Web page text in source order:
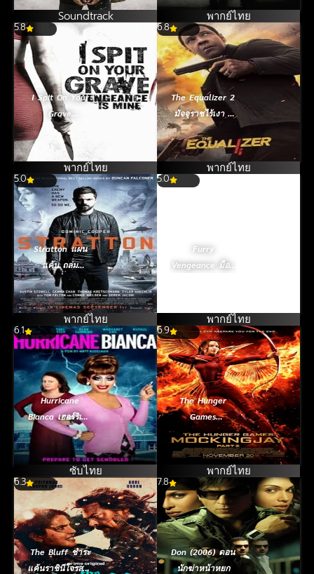
Soundtrack พากย์ไทย
5.8
I Spit On Your
Grave
Vengeance Is
Mine เดนนรกต้อง
ตาย 3 (2015)พากย์ไทย
6.8
The Equalizer 2
มัจจุราชไร้เงา 2
(2018)
พากย์ไทย
5.0
Stratton แผน
แค้น ถล่ม
ลอนดอน (2017)
พากย์ไทย
5.0
Furry
Vengeance ม็อบ
พากย์ไทย
6.1
Hurricane
Bianca เฮอร์ริเคน
เบียงกา (ซับไทย)
(2016)
ซับไทย
6.9
The Hunger
Games
Mockingjay –
Part 2 เกมล่าเกม
ม็อกกิ้งเจย์ พาร์ท
2 (2015)
พากย์ไทย
6.3
The Bluff ชำระ
แค้นราชินีโจรสลัด
7.8
Don (2006) ดอน
นักฆ่าหน้าหยก